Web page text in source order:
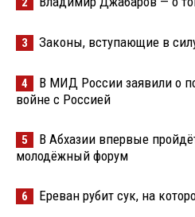
3 Законы, вступающие в
4
В МИД России заявили о
войне с Россией
5
В Абхазии впервые
молодёжный форум
6 Ереван рубит сук, на